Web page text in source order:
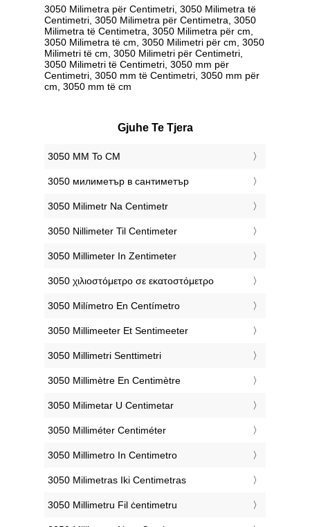
3050 Milimetra për Centimetri, 3050 Milimetra të
Centimetri, 3050 Milimetra për Centimetra, 3050
Milimetra të Centimetra, 3050 Milimetra për cm,
3050 Milimetra të cm, 3050 Milimetri për cm, 3050
Milimetri të cm, 3050 Milimetri për Centimetri,
3050 Milimetri të Centimetri, 3050 mm për
Centimetri, 3050 mm të Centimetri, 3050 mm për
cm, 3050 mm të cm
Gjuhe Te Tjera
‎3050 MM To CM
‎3050 милиметър в сантиметър
‎3050 Milimetr Na Centimetr
‎3050 Nillimeter Til Centimeter
‎3050 Millimeter In Zentimeter
‎3050 χιλιοστόμετρο σε εκατοστόμετρο
‎3050 Milímetro En Centímetro
‎3050 Millimeeter Et Sentimeeter
‎3050 Millimetri Senttimetri
‎3050 Millimètre En Centimètre
‎3050 Milimetar U Centimetar
‎3050 Milliméter Centiméter
‎3050 Millimetro In Centimetro
‎3050 Milimetras Iki Centimetras
‎3050 Millimetru Fil ċentimetru